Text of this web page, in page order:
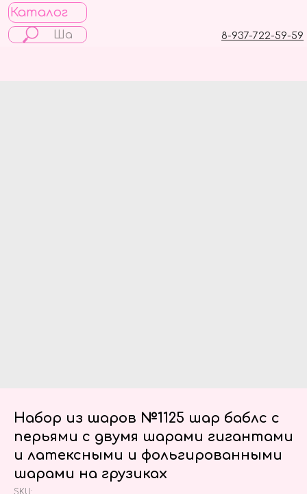
Каталог
8-937-722-59-59
Набор из шаров №1125 шар баблс с
перьями с двумя шарами гигантами
и латексными и фольгированными
шарами на грузиках
SKU: